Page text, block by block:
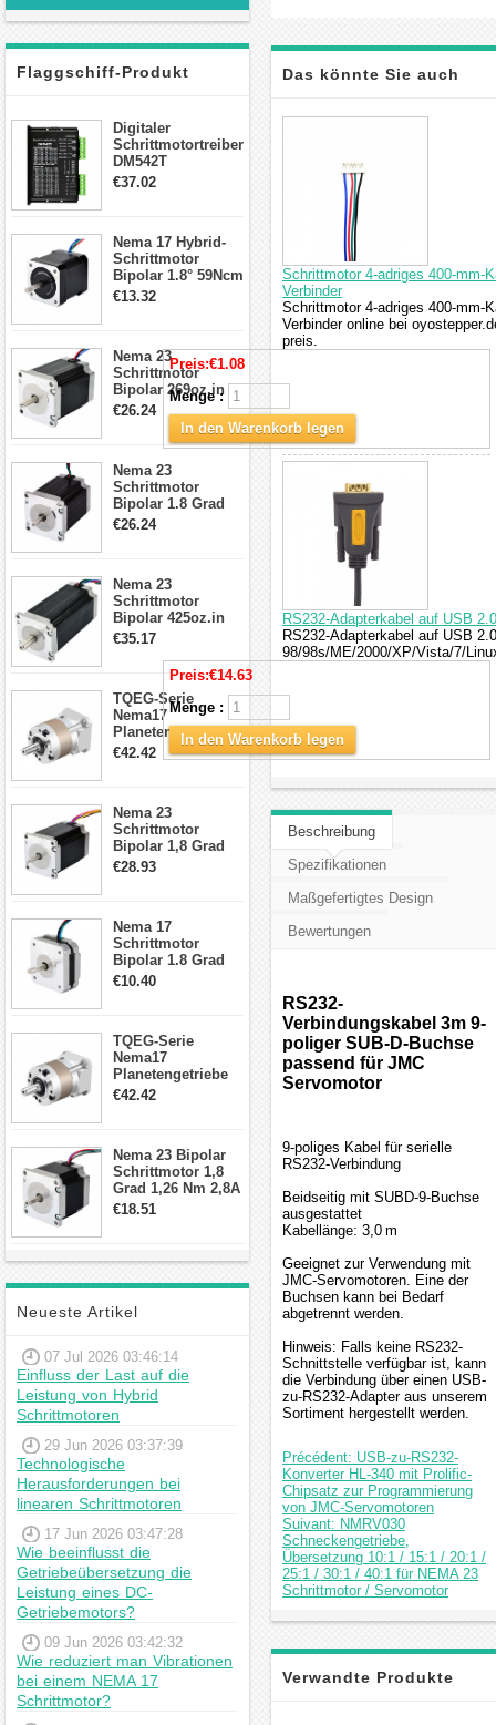
Flaggschiff-Produkt
Digitaler
Schrittmotortreiber
DM542T
Schrittmotor
Schrittmotor
€37.02
Nema 17 Hybrid-
Schrittmotor
Bipolar 1.8° 59Ncm
2A 4 Drähte mit 1m
€13.32
Nema 23
Schrittmotor
Bipolar 269oz.in
2,8A 57x57x76mm
Schrittmotor
€26.24
Nema 23
Schrittmotor
Bipolar 1.8 Grad
1.9Nm 3A 3.36V 4
€26.24
Nema 23
Schrittmotor
Bipolar 425oz.in
4.2A 57x57x114mm
Schrittmotor
€35.17
TQEG-Serie
Nema17
Planetengetriebe
5:1 Spiel 15Arc-
min für Nema 17
€42.42
Nema 23
Schrittmotor
Bipolar 1,8 Grad
2,83Nm 4 A 2,26V
€28.93
Nema 17
Schrittmotor
Bipolar 1.8 Grad
8.7Ncm 1A 3.5V 4
€10.40
TQEG-Serie
Nema17
Planetengetriebe
10:1 Spiel 15Arc-
€42.42
Nema 23 Bipolar
Schrittmotor 1,8
Grad 1,26 Nm 2,8A
2,5V 4 Drähte
€18.51
Neueste Artikel
07 Jul 2026 03:46:14
Einfluss der Last auf die
Leistung von Hybrid
Schrittmotoren
29 Jun 2026 03:37:39
Technologische
Herausforderungen bei
linearen Schrittmotoren
17 Jun 2026 03:47:28
Wie beeinflusst die
Getriebeübersetzung die
Leistung eines DC-
Getriebemotors?
09 Jun 2026 03:42:32
Wie reduziert man Vibrationen
bei einem NEMA 17
Schrittmotor?
Das könnte Sie auch
interessieren
Schrittmotor 4-adriges 400-mm-
Verbinder
Schrittmotor 4-adriges 400-mm-
Verbinder online bei
preis.
Preis:€1.08
Menge :
In den Warenkorb legen
RS232-Adapterkabel auf USB 2.0
RS232-Adapterkabel auf USB
98/98s/ME/2000/XP/Vista/7/
Preis:€14.63
Menge :
In den Warenkorb legen
Beschreibung
Spezifikationen
Maßgefertigtes Design
Bewertungen
RS232-
Verbindungskabel 3m 9-
poliger SUB-D-Buchse
passend für JMC
Servomotor
9-poliges Kabel für serielle
RS232-Verbindung
Beidseitig mit SUBD-9-Buchse
ausgestattet
Kabellänge: 3,0 m
Geeignet zur Verwendung mit
JMC-Servomotoren. Eine der
Buchsen kann bei Bedarf
abgetrennt werden.
Hinweis: Falls keine RS232-
Schnittstelle verfügbar ist, kann
die Verbindung über einen USB-
zu-RS232-Adapter aus unserem
Sortiment hergestellt werden.
Précédent: USB-zu-RS232-
Konverter HL-340 mit Prolific-
Chipsatz zur Programmierung
von JMC-Servomotoren
Suivant: NMRV030
Schneckengetriebe,
Übersetzung 10:1 / 15:1 / 20:1 /
25:1 / 30:1 / 40:1 für NEMA 23
Schrittmotor / Servomotor
Verwandte Produkte